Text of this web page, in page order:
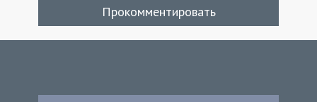
Прокомментировать